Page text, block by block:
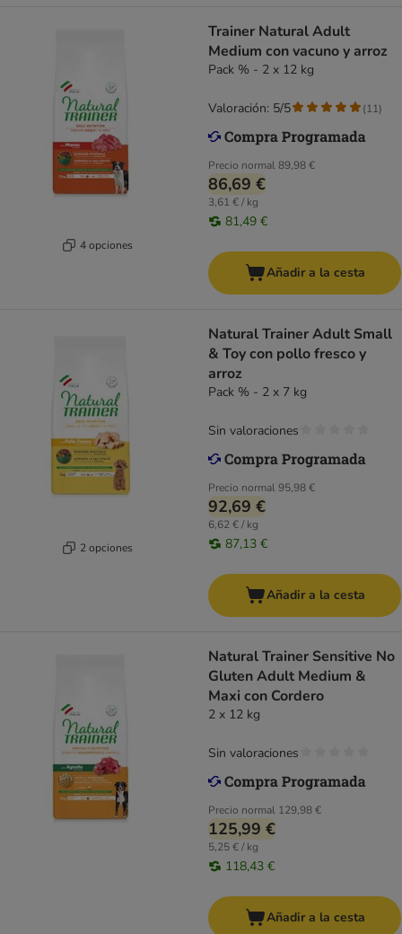
4 opciones
Trainer Natural Adult
Medium con vacuno y arroz
Pack % - 2 x 12 kg
Precio normal89,98 €
86,69 €
3,61 € / kg
81,49 €
Valoración: 5/5 (11)
Añadir a la cesta
2 opciones
Natural Trainer Adult Small
& Toy con pollo fresco y
arroz
Pack % - 2 x 7 kg
Precio normal95,98 €
92,69 €
6,62 € / kg
87,13 €
Sin valoraciones
Añadir a la cesta
Natural Trainer Sensitive No
Gluten Adult Medium &
Maxi con Cordero
2 x 12 kg
Precio normal 129,98 €
125,99 €
5,25 € / kg
118,43 €
Sin valoraciones
Añadir a la cesta